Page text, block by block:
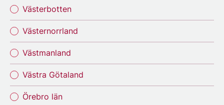
Västerbotten
Västernorrland
Västmanland
Västra Götaland
Örebro län